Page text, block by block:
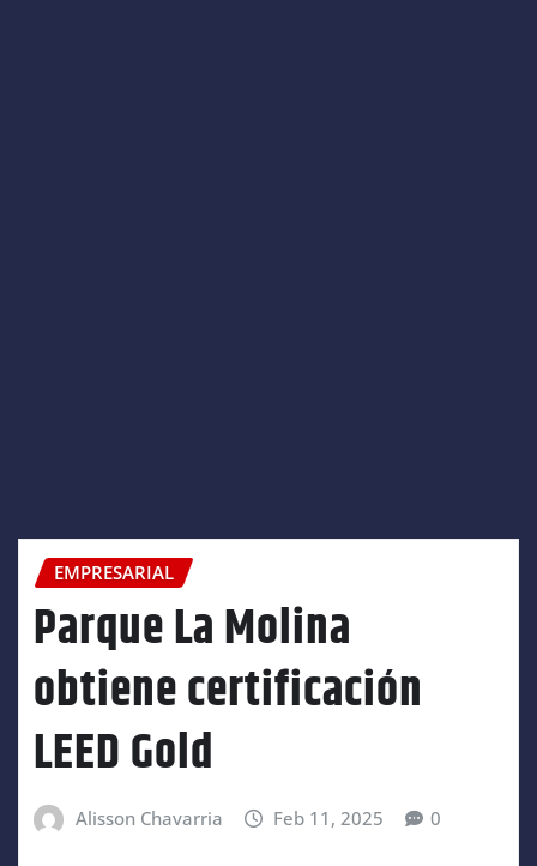
EMPRESARIAL
Parque La Molina
obtiene certificación
LEED Gold
Alisson Chavarria Feb 11, 2025 0